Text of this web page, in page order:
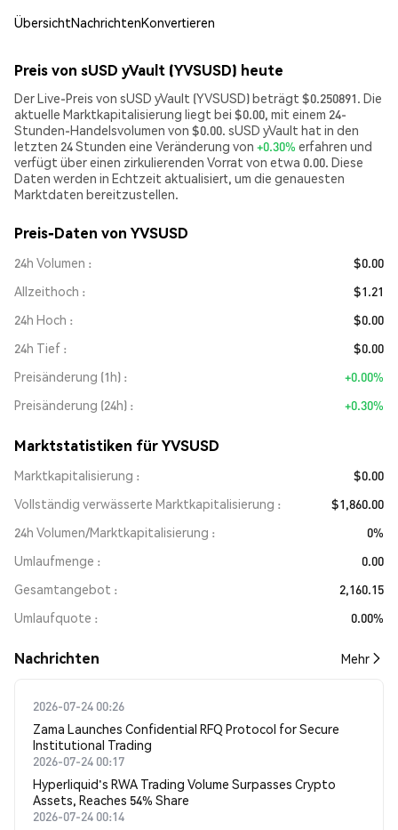
ÜbersichtNachrichtenKonvertieren
Preis von sUSD yVault (YVSUSD) heute
Der Live-Preis von sUSD yVault (YVSUSD) beträgt $0.250891. Die
aktuelle Marktkapitalisierung liegt bei $0.00, mit einem 24-
Stunden-Handelsvolumen von $0.00. sUSD yVault hat in den
letzten 24 Stunden eine Veränderung von +0.30% erfahren und
verfügt über einen zirkulierenden Vorrat von etwa 0.00. Diese
Daten werden in Echtzeit aktualisiert, um die genauesten
Marktdaten bereitzustellen.
Preis-Daten von YVSUSD
24h Volumen
$0.00
Allzeithoch
$1.21
24h Hoch
$0.00
24h Tief
$0.00
Preisänderung (1h)
+0.00%
Preisänderung (24h)
+0.30%
Marktstatistiken für YVSUSD
Marktkapitalisierung
$0.00
Vollständig verwässerte Marktkapitalisierung
$1,860.00
24h Volumen/Marktkapitalisierung
0%
Umlaufmenge
0.00
Gesamtangebot
2,160.15
Umlaufquote
0.00%
Nachrichten Mehr
2026-07-24 00:26
Zama Launches Confidential RFQ Protocol for Secure
Institutional Trading
2026-07-24 00:17
Hyperliquid's RWA Trading Volume Surpasses Crypto
Assets, Reaches 54% Share
2026-07-24 00:14